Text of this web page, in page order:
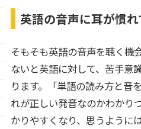
英語の音声に耳が慣
そもそも英語の音声を聴く機
ないと英語に対して、苦手意
ります。「単語の読み方と音
れが正しい発音なのかわかり
かりやすくなり、思うように